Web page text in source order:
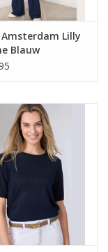
Amsterdam Lilly
Blauw